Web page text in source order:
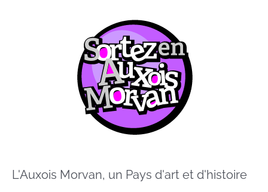
L'Auxois Morvan, un Pays d'art et d'histoire